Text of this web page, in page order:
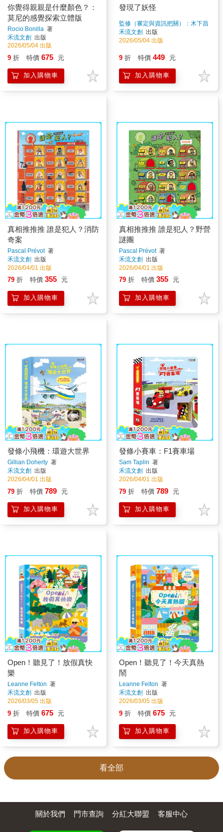
你覺得親親是什麼顏色？：
莫尼的感覺探索立體版
Rocio Bonilla 著
禾流文創 出版
2026/05/04 出版
9 折 特價 675 元
加入購物車
發現了妖怪
監修（審定與資訊把關）：木下昌
美著
禾流文創 出版
2026/05/04 出版
9 折 特價 449 元
加入購物車
真相推推推 誰是犯人？消防
奇案
Pascal Prévot著
禾流文創 出版
2026/04/01 出版
79 折 特價 355 元
加入購物車
真相推推推 誰是犯人？野營
謎團
Pascal Prévot著
禾流文創 出版
2026/04/01 出版
79 折 特價 355 元
加入購物車
發條小飛機：環遊大世界
Gillian Doherty 著
禾流文創 出版
2026/04/01 出版
79 折 特價 789 元
加入購物車
發條小賽車：F1賽車場
Sam Taplin 著
禾流文創 出版
2026/04/01 出版
79 折 特價 789 元
加入購物車
Open！聽見了！放假真快
樂
Leanne Felton 著
禾流文創 出版
2026/03/05 出版
9 折 特價 675 元
加入購物車
Open！聽見了！今天真熱
鬧
Leanne Felton 著
禾流文創 出版
2026/03/05 出版
9 折 特價 675 元
加入購物車
看全部
關於我們 門市查詢 分紅大聯盟 客服中心